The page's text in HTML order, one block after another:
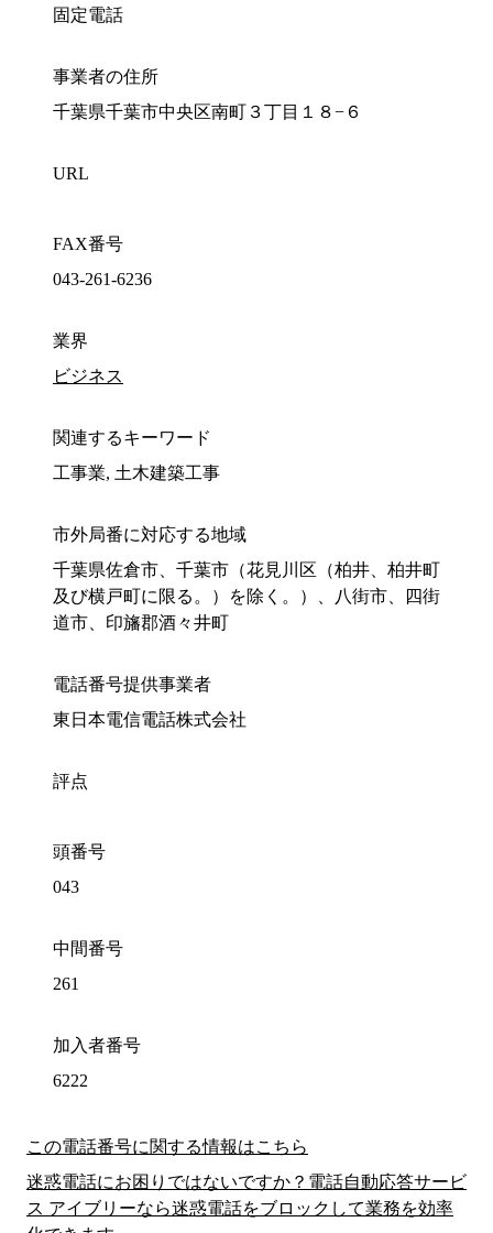
固定電話
事業者の住所
千葉県千葉市中央区南町３丁目１８−６
URL
FAX番号
043-261-6236
業界
ビジネス
関連するキーワード
工事業, 土木建築工事
市外局番に対応する地域
千葉県佐倉市、千葉市（花見川区（柏井、柏井町
及び横戸町に限る。）を除く。）、八街市、四街
道市、印旛郡酒々井町
電話番号提供事業者
東日本電信電話株式会社
評点
頭番号
043
中間番号
261
加入者番号
6222
この電話番号に関する情報はこちら
迷惑電話にお困りではないですか？電話自動応答サービ
ス アイブリーなら迷惑電話をブロックして業務を効率